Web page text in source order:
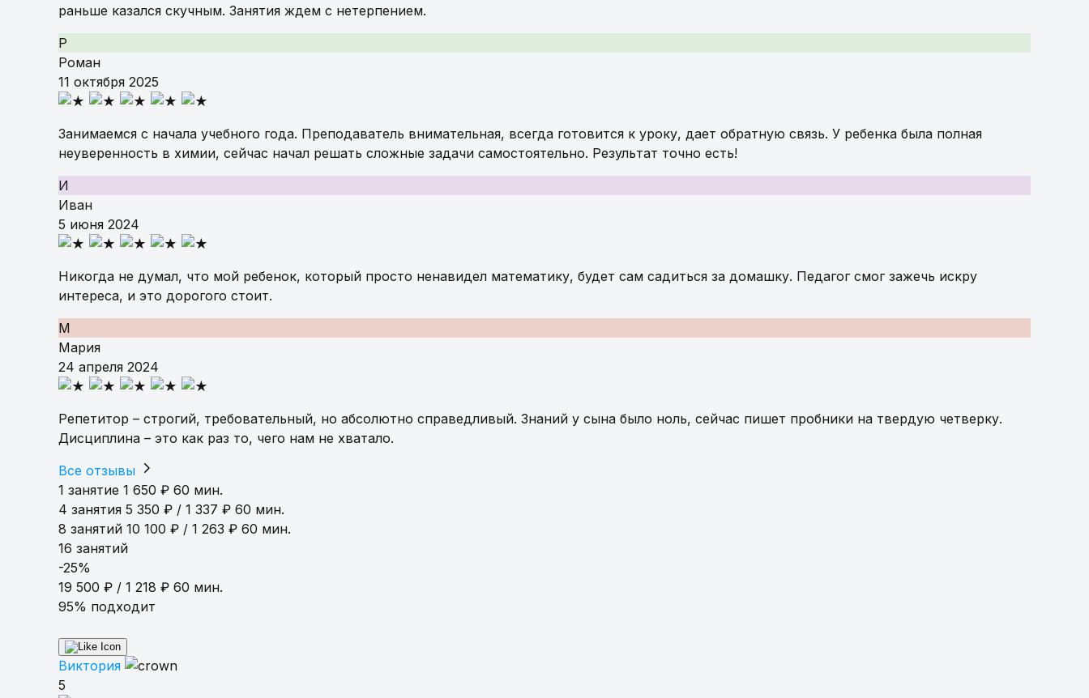
раньше казался скучным. Занятия ждем с нетерпением.
Р
Роман
11 октября 2025
Занимаемся с начала учебного года. Преподаватель внимательная, всегда готовится к уроку, дает обратную связь. У ребенка была полная
неуверенность в химии, сейчас начал решать сложные задачи самостоятельно. Результат точно есть!
И
Иван
5 июня 2024
Никогда не думал, что мой ребенок, который просто ненавидел математику, будет сам садиться за домашку. Педагог смог зажечь искру
интереса, и это дорогого стоит.
М
Мария
24 апреля 2024
Репетитор – строгий, требовательный, но абсолютно справедливый. Знаний у сына было ноль, сейчас пишет пробники на твердую четверку.
Дисциплина – это как раз то, чего нам не хватало.
Все отзывы
1 занятие 1 650 ₽ 60 мин.
4 занятия 5 350 ₽ / 1 337 ₽ 60 мин.
8 занятий 10 100 ₽ / 1 263 ₽ 60 мин.
16 занятий
-25%
19 500 ₽ / 1 218 ₽ 60 мин.
95% подходит
Виктория
5